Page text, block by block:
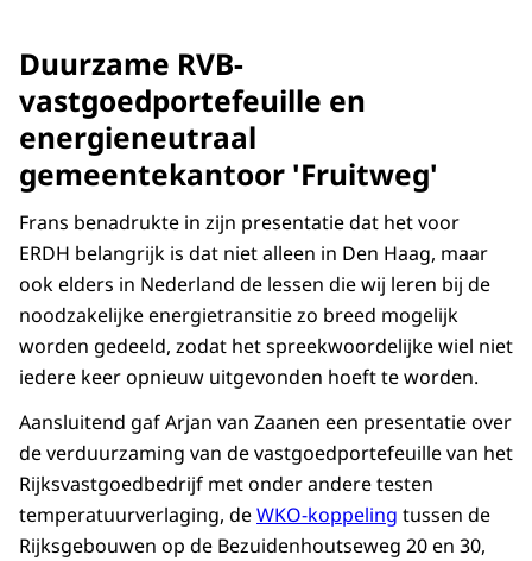
Duurzame RVB-
vastgoedportefeuille en
energieneutraal
gemeentekantoor 'Fruitweg'
Frans benadrukte in zijn presentatie dat het voor
ERDH belangrijk is dat niet alleen in Den Haag, maar
ook elders in Nederland de lessen die wij leren bij de
noodzakelijke energietransitie zo breed mogelijk
worden gedeeld, zodat het spreekwoordelijke wiel niet
iedere keer opnieuw uitgevonden hoeft te worden.
Aansluitend gaf Arjan van Zaanen een presentatie over
de verduurzaming van de vastgoedportefeuille van het
Rijksvastgoedbedrijf met onder andere testen
temperatuurverlaging, deWKO-koppeling tussen de
Rijksgebouwen op de Bezuidenhoutseweg 20 en 30,